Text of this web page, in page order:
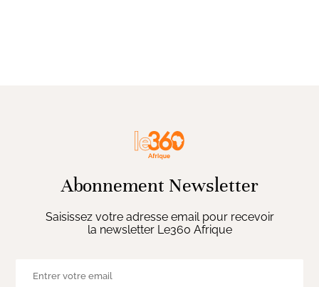
Abonnement Newsletter
Saisissez votre adresse email pour recevoir
la newsletter Le360 Afrique